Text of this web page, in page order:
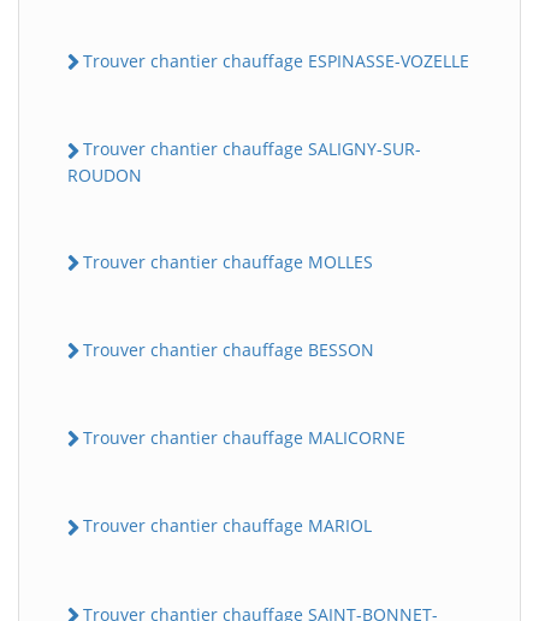
Trouver chantier chauffage ESPINASSE-VOZELLE
Trouver chantier chauffage SALIGNY-SUR-
ROUDON
Trouver chantier chauffage MOLLES
Trouver chantier chauffage BESSON
Trouver chantier chauffage MALICORNE
Trouver chantier chauffage MARIOL
Trouver chantier chauffage SAINT-BONNET-